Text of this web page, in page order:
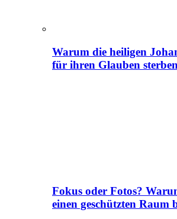
Warum die heiligen
für ihren Glauben
Fokus oder Fotos?
einen geschützten Raum